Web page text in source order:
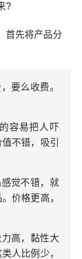
?
首先将产品分
要么收费。
容易把人吓
不错，吸引
觉不错，就
价格更高，
高，黏性大
人比例少，